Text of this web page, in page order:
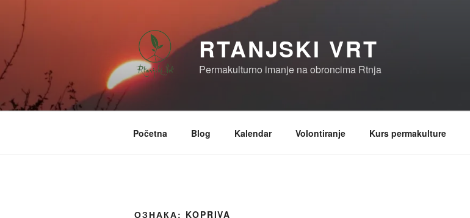
садржај
RTANJSKI VRT
Permakulturno imanje na obroncima Rtnja
Početna Blog Kalendar Volontiranje Kurs permakulture
ОЗНАКА: KOPRIVA